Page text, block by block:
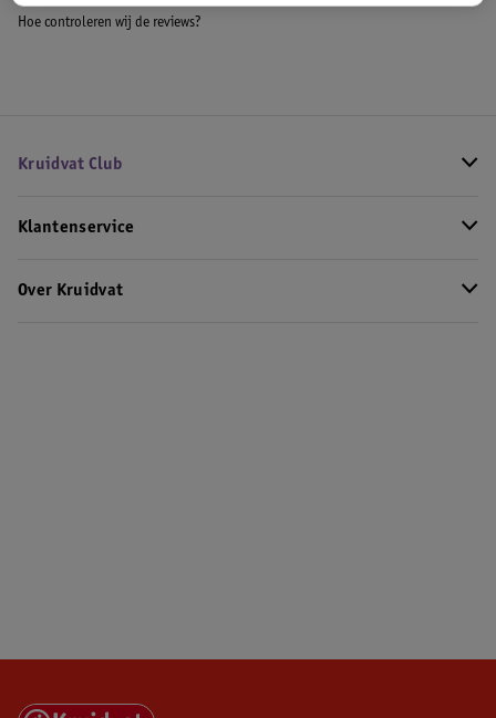
Hoe controleren wij de reviews?
Kruidvat Club
Klantenservice
Over Kruidvat